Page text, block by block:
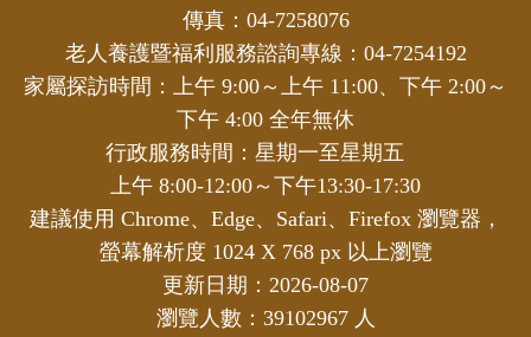
傳真：04-7258076
老人養護暨福利服務諮詢專線：04-7254192
家屬探訪時間：上午 9:00～上午 11:00、下午 2:00～
下午 4:00 全年無休
行政服務時間：星期一至星期五
上午 8:00-12:00～下午13:30-17:30
建議使用 Chrome、Edge、Safari、Firefox 瀏覽器，
螢幕解析度 1024 X 768 px 以上瀏覽
更新日期：2026-08-07
瀏覽人數：39102967 人